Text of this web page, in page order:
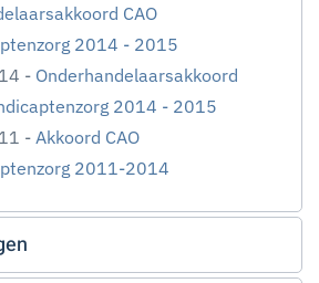
CAO
2014 - 2015
- Onderhandelaarsakkoord
2014 - 2015
- Akkoord CAO
2011-2014